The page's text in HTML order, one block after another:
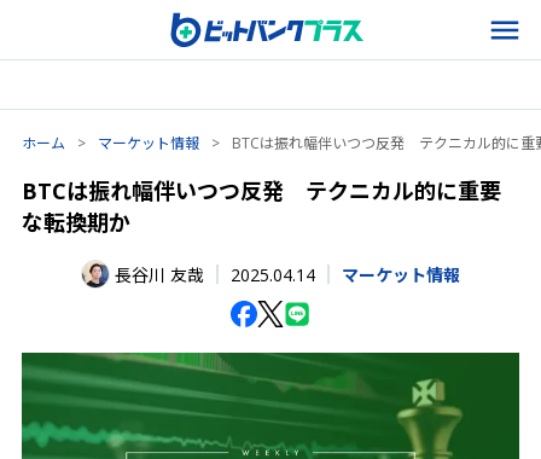
ホーム > マーケット情報 > BTCは振れ幅伴いつつ反発 テクニカル的に重
BTCは振れ幅伴いつつ反発 テクニカル的に重要
な転換期か
長谷川 友哉 2025.04.14 マーケット情報